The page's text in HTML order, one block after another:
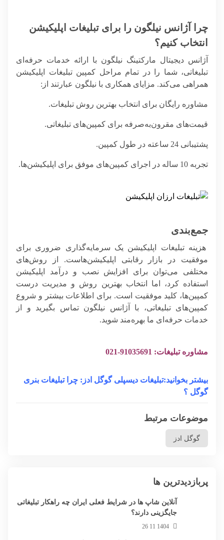
چرا آژانس نیلگون را برای تبلیغات اپلیکیشن
انتخاب کنیم؟
آژانس دیجیتال مارکتینگ نیلگون با ارائه خدمات حرفه‌ای
تبلیغاتی، شما را در تمام مراحل کمپین تبلیغات اپلیکیشن
همراهی می‌کند. مزایای همکاری با نیلگون عبارتند از:
مشاوره رایگان برای انتخاب بهترین روش تبلیغات.
قیمت‌های مقرون‌به‌صرفه برای کمپین‌های تبلیغاتی.
پشتیبانی 24 ساعته در طول کمپین.
تجربه 10 ساله در اجرای کمپین‌های موفق برای اپلیکیشن‌ها.
جمع‌بندی
هزینه تبلیغات اپلیکیشن یک سرمایه‌گذاری ضروری برای
موفقیت در بازار رقابتی اپلیکیشن‌هاست. از روش‌های
مختلفی می‌توان برای افزایش نصب و درآمد اپلیکیشن
استفاده کرد، اما انتخاب بهترین روش و مدیریت درست
کمپین‌ها، کلید موفقیت است. برای اطلاعات بیشتر و شروع
کمپین‌های تبلیغاتی، با آژانس نیلگون تماس بگیرید و از
خدمات حرفه‌ای ما بهره‌مند شوید.
مشاوره تبلیغات: 91035691-021
بیشتر بخوانید:تبلیغات دیسپلی گوگل ادز: چرا تبلیغات بنری
گوگل ؟
موضوعات مرتبط
گوگل ادز
پربازدیدترین ها
آنلاین شاپ ها در شرایط فعلی ایران چه راهکار تبلیغاتی
جایگزینی دارند؟
1404 11 26